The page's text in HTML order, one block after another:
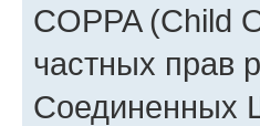
COPPA (Child
частных прав
Соединенных